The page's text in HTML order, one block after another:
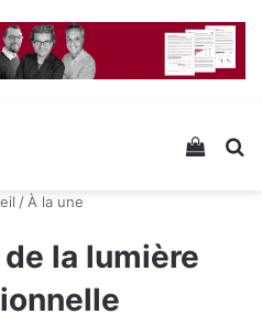
Voir
/ À la une
la lumière